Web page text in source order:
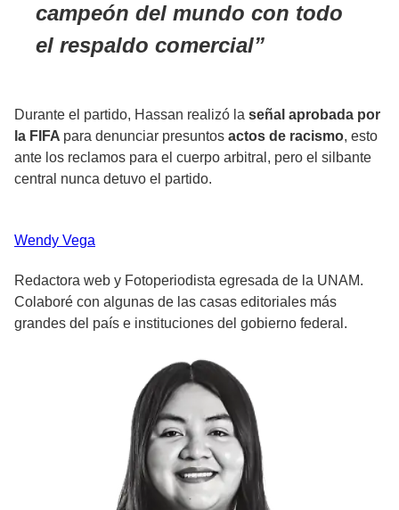
campeón del mundo con todo
el respaldo comercial
Durante el partido, Hassan realizó la señal aprobada por
la FIFA para denunciar presuntos actos de racismo, esto
ante los reclamos para el cuerpo arbitral, pero el silbante
central nunca detuvo el partido.
Wendy Vega
Redactora web y Fotoperiodista egresada de la UNAM.
Colaboré con algunas de las casas editoriales más
grandes del país e instituciones del gobierno federal.